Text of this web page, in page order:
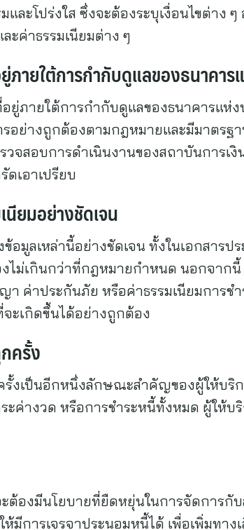
ละโปร่งใส ซึ่งจะต้องระบุเงื่อนไขต่าง
ะค่าธรรมเนียมต่าง ๆ
ายใต้การกำกับดูแลของธนาคาร
ยู่ภายใต้การกำกับดูแลของธนาคารแห่ง
อย่างถูกต้องตามกฎหมายและมีมาตรฐ
สอบการดำเนินงานของสถาบันการเงิ
ดเอาเปรียบ
นียมอย่างชัดเจน
อมูลเหล่านี้อย่างชัดเจน ทั้งในเอกสาร
ไม่เกินกว่าที่กฎหมายกำหนด นอกจากนี้
ค่าประกันภัย หรือค่าธรรมเนียมการชำ
ะเกิดขึ้นได้อย่างถูกต้อง
ครั้ง
รั้งเป็นอีกหนึ่งลักษณะสำคัญของผู้ให้บริ
ะค่างวด หรือการชำระหนี้ทั้งหมด ผู้ให้บ
ต้องมีนโยบายที่ยืดหยุ่นในการจัดการกั
มีการเจรจาประนอมหนี้ได้ เพื่อเพิ่มทาง